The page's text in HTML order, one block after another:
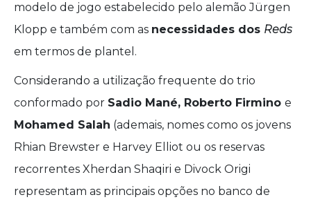
modelo de jogo estabelecido pelo alemão Jürgen
Klopp e também com as necessidades dos Reds
em termos de plantel.
Considerando a utilização frequente do trio
conformado por Sadio Mané, Roberto Firmino e
Mohamed Salah (ademais, nomes como os jovens
Rhian Brewster e Harvey Elliot ou os reservas
recorrentes Xherdan Shaqiri e Divock Origi
representam as principais opções no banco de